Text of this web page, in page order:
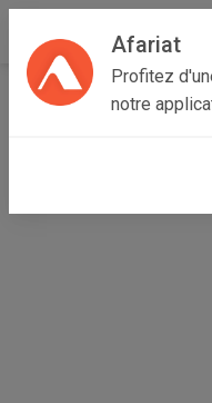
Afariat
Profitez
notre
Accueil Immobilier
Dar Eliza AL3546